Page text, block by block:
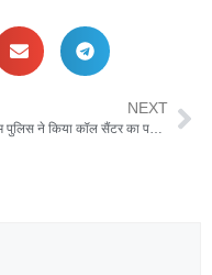
NEXT
गुरुग्राम पुलिस ने किया कॉल सैंटर का पर्दाफाश।